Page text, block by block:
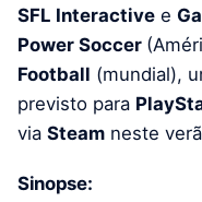
SFL Interactive e
Power Soccer
Football (mundial),
previsto para
via Steam neste
Sinopse: